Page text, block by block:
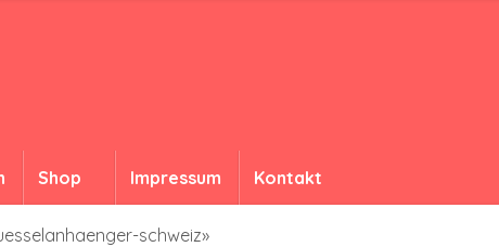
Shop Impressum Kontakt
schweiz»